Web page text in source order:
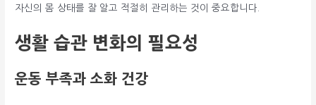
자신의 몸 상태를 잘 알고 적절히 관리하는 것이 중요합니다.
생활 습관 변화의 필요성
운동 부족과 소화 건강